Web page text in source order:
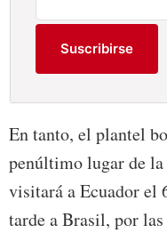
Suscribirse
En tanto, el plantel
penúltimo lugar de
visitará a Ecuador el
tarde a Brasil, por